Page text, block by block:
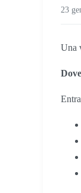
23
Una